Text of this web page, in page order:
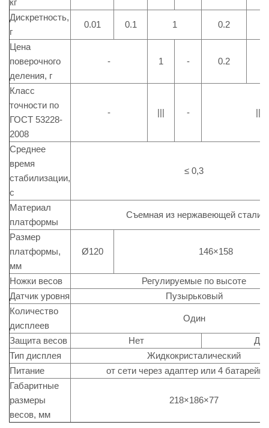
кг
Дискретность,
г
0.01 0.1 1 0.2
Цена
поверочного
деления, г
- 1 - 0.2
Класс
точности по
ГОСТ 53228-
2008
- ||| - |||
Среднее
время
стабилизации,
с
≤ 0,3
Материал
платформы
Съемная из нержавеющей стали
Размер
платформы,
мм
Ø120 146×158
Ножки весов
Регулируемые по высоте
Датчик уровня
Пузырьковый
Количество
дисплеев
Один
Защита весов Нет
Да
Тип дисплея
Жидкокристалический
Питание
от сети через адаптер или 4
Габаритные
размеры
весов, мм
218×186×77